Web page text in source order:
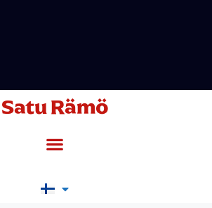
Satu Rämö